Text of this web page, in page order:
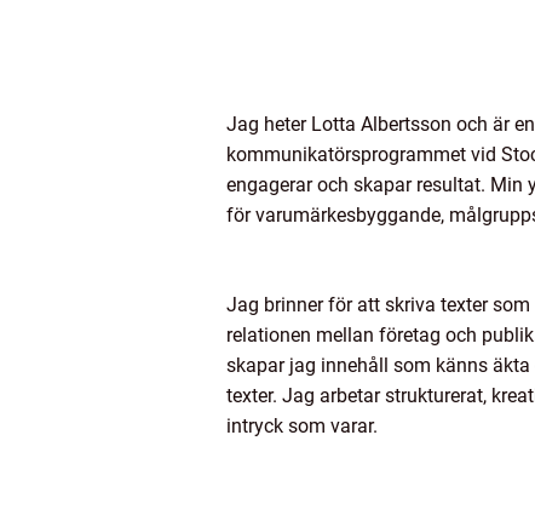
Jag heter Lotta Albertsson och är
kommunikatörsprogrammet vid
engagerar och skapar resultat. Min
för varumärkesbyggande,
Jag brinner för att skriva texter
relationen mellan företag och
skapar jag innehåll som känns
texter. Jag arbetar strukturerat,
intryck som varar.